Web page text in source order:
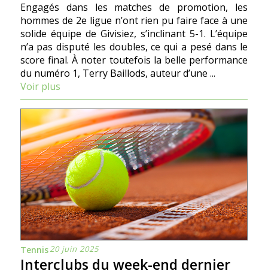
Engagés dans les matches de promotion, les
hommes de 2e ligue n’ont rien pu faire face à une
solide équipe de Givisiez, s’inclinant 5-1. L’équipe
n’a pas disputé les doubles, ce qui a pesé dans le
score final. À noter toutefois la belle performance
du numéro 1, Terry Baillods, auteur d’une ...
Voir plus
Tennis20 juin 2025
Interclubs du week-end dernier